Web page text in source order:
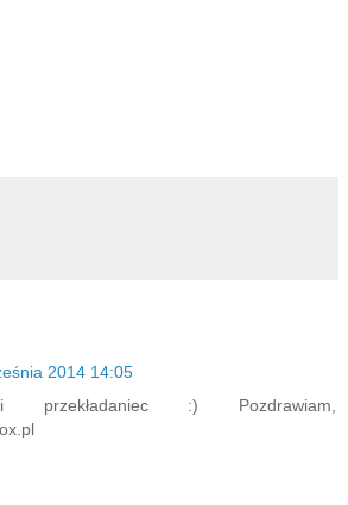
2014 14:05
przekładaniec :) Pozdrawiam,